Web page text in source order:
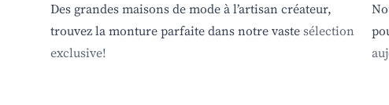
Des grandes maisons de mode à l’artisan créateur,
trouvez la monture parfaite dans notre vastesélection
exclusive!